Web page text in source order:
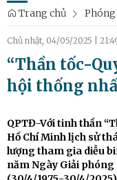
Trang chủ Phóng
Chủ nhật, 04/05/2025
“Thần tốc-
hội thống
QPTĐ-Với tinh thần
Hồ Chí Minh lịch sử
lượng tham gia diễu
năm Ngày Giải